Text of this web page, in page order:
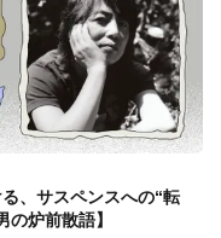
、サスペンスへの“転
炉前散語】